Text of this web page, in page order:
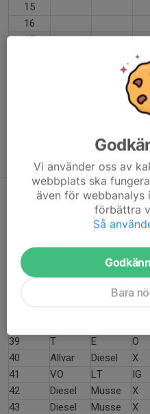
15
16
17
Hästar under
Ella
Myntrik X
Basse Musse X
Musse X
39
T E O
40
Allvar Diesel X
41
VO LT IG
42
Diesel Musse X
43
Diesel Musse X
Vi använder oss av
webbplats ska
även för
förbättra
Så
Bara